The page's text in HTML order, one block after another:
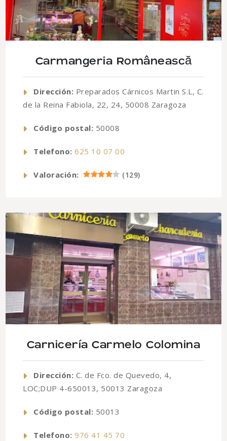
Carmangeria Românească
Dirección: Preparados Cárnicos Martin S.L, C.
de la Reina Fabiola, 22, 24, 50008 Zaragoza
Código postal: 50008
Telefono: 625 10 07 00
Valoración: (129)
Carnicería Carmelo Colomina
Dirección: C. de Fco. de Quevedo, 4,
LOC;DUP 4-650013, 50013 Zaragoza
Código postal: 50013
Telefono: 976 41 45 70